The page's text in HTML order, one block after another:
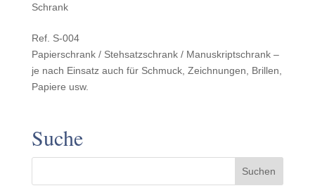
Schrank
Ref. S‑004
Papier­schrank / Stehsatzschrank / Manuskriptschrank –
je nach Einsatz auch für Schmuck, Zeich­nun­gen, Brillen,
Papiere usw.
Suche